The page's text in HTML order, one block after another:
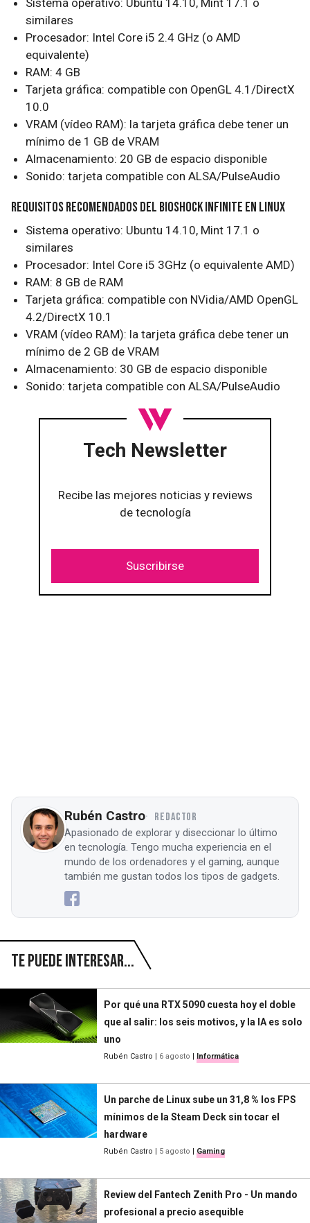
Sistema operativo: Ubuntu 14.10, Mint 17.1 o
similares
Procesador: Intel Core i5 2.4 GHz (o AMD
equivalente)
RAM: 4 GB
Tarjeta gráfica: compatible con OpenGL 4.1/DirectX
10.0
VRAM (vídeo RAM): la tarjeta gráfica debe tener un
mínimo de 1 GB de VRAM
Almacenamiento: 20 GB de espacio disponible
Sonido: tarjeta compatible con ALSA/PulseAudio
Requisitos recomendados del BioShock Infinite en Linux
Sistema operativo: Ubuntu 14.10, Mint 17.1 o
similares
Procesador: Intel Core i5 3GHz (o equivalente AMD)
RAM: 8 GB de RAM
Tarjeta gráfica: compatible con NVidia/AMD OpenGL
4.2/DirectX 10.1
VRAM (vídeo RAM): la tarjeta gráfica debe tener un
mínimo de 2 GB de VRAM
Almacenamiento: 30 GB de espacio disponible
Sonido: tarjeta compatible con ALSA/PulseAudio
Tech Newsletter
Recibe las mejores noticias y reviews
de tecnología
Suscribirse
Rubén Castro REDACTOR
Apasionado de explorar y diseccionar lo último
en tecnología. Tengo mucha experiencia en el
mundo de los ordenadores y el gaming, aunque
también me gustan todos los tipos de gadgets.
Te puede interesar...
Por qué una RTX 5090 cuesta hoy el doble
que al salir: los seis motivos, y la IA es solo
uno
Rubén Castro | 6 agosto | Informática
Un parche de Linux sube un 31,8 % los FPS
mínimos de la Steam Deck sin tocar el
hardware
Rubén Castro | 5 agosto | Gaming
Review del Fantech Zenith Pro - Un mando
profesional a precio asequible